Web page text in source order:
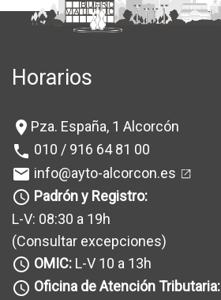
Horarios
location_on Pza. España, 1 Alcorcón
phone 010 / 916 64 81 00
mail info@ayto-alcorcon.es
query_builder Padrón y Registro:
L-V: 08:30 a 19h
(Consultar excepciones)
query_builder OMIC: L-V 10 a 13h
query_builder Oficina de Atención Tributaria: